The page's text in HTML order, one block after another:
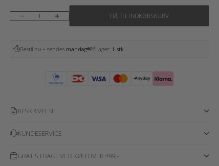
Sænk antal Øg antal FØJ TIL INDKØBSKURV
Bestil nu – sendes mandag På lager: 1 stk.
BESKRIVELSE
KUNDESERVICE
GRATIS FRAGT VED KØB OVER 499,-